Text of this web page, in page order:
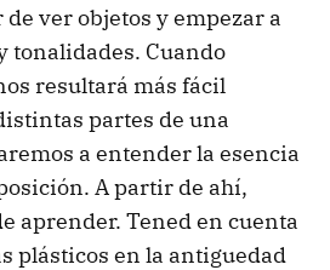
ver objetos y empezar a
tonalidades. Cuando
resultará más fácil
partes de una
a entender la esencia
A partir de ahí,
aprender. Tened en cuenta
plásticos en la antiguedad